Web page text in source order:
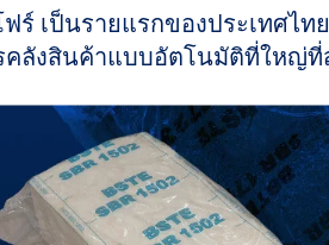
ฟร์ เป็นรายแรกของประเทศไทย
คลังสินค้าแบบอัตโนมัติที่ใหญ่ที่